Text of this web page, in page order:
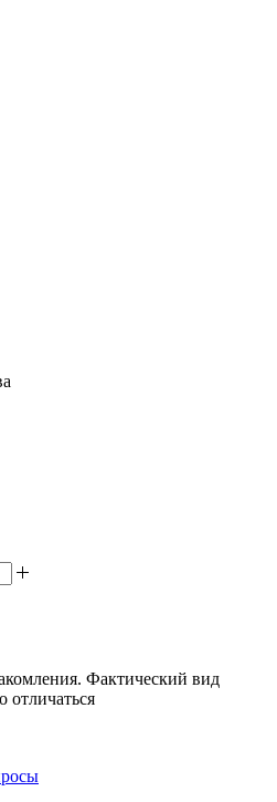
Фактический вид
отличаться